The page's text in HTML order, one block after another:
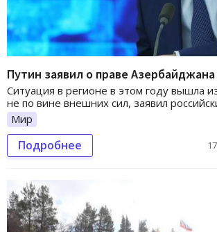
Путин заявил о праве
Ситуация в регионе в этом году вышла
не по вине внешних сил, заявил
Мир
Подробнее